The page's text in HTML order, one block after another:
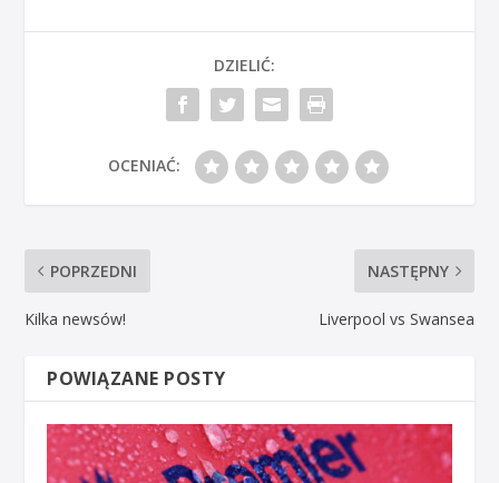
DZIELIĆ:
OCENIAĆ:
POPRZEDNI
Kilka newsów!
NASTĘPNY
Liverpool vs Swansea
POWIĄZANE POSTY